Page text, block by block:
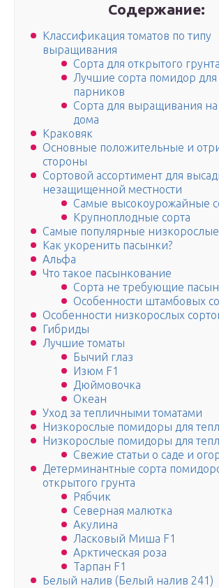
Содержание:
Классификация томатов по типу
выращивания
Сорта для открытого грунта
Лучшие сорта помидор для
парников
Сорта для выращивания
дома
Краковяк
Основные положительные и
стороны
Сортовой ассортимент для
незащищенной местности
Самые высокоурожайные
Крупноплодные сорта
Самые популярные низкорослые
Как укоренить пасынки?
Альфа
Что такое пасынкование
Сорта не требующие
Особенности штамбовых
Особенности низкорослых
Гибриды
Лучшие томаты
Бычий глаз
Изюм F1
Дюймовочка
Океан
Уход за тепличными томатами
Низкорослые помидоры для
Низкорослые помидоры для
Свежие статьи о саде и
Детерминантные сорта
открытого грунта
Рябчик
Северная малютка
Акулина
Ласковый Миша F1
Арктическая роза
Тарпан F1
Белый налив (Белый налив 241)